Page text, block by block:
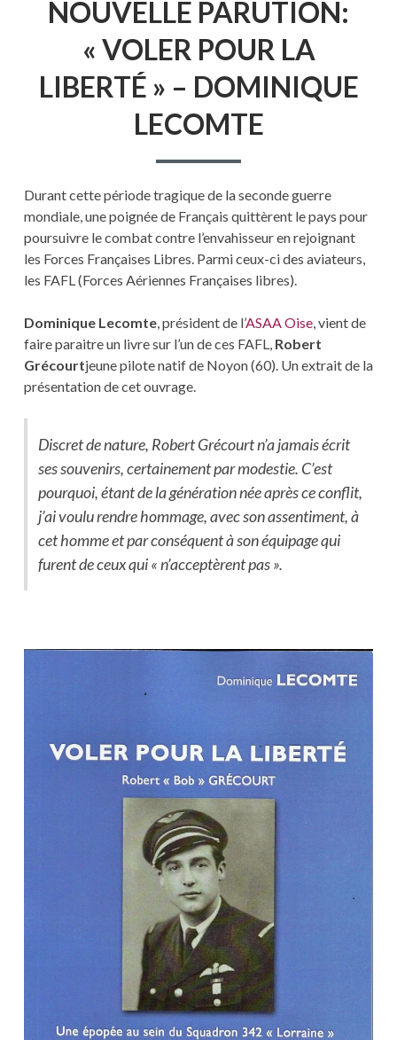
NOUVELLE PARUTION:
« VOLER POUR LA
LIBERTÉ » – DOMINIQUE
LECOMTE
Durant cette période tragique de la seconde guerre
mondiale, une poignée de Français quittèrent le pays pour
poursuivre le combat contre l’envahisseur en rejoignant
les Forces Françaises Libres. Parmi ceux-ci des aviateurs,
les FAFL (Forces Aériennes Françaises libres).
Dominique Lecomte, président de l’ASAA Oise, vient de
faire paraitre un livre sur l’un de ces FAFL, Robert
Grécourtjeune pilote natif de Noyon (60). Un extrait de la
présentation de cet ouvrage.
Discret de nature, Robert Grécourt n’a jamais écrit
ses souvenirs, certainement par modestie. C’est
pourquoi, étant de la génération née après ce conflit,
j’ai voulu rendre hommage, avec son assentiment, à
cet homme et par conséquent à son équipage qui
furent de ceux qui « n’acceptèrent pas ».